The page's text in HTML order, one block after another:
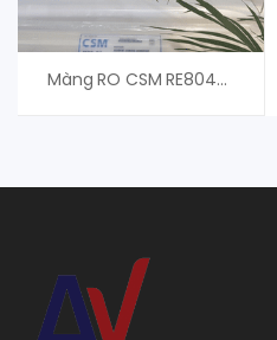
Màng RO CSM RE8040-BE – Màng RO Toray